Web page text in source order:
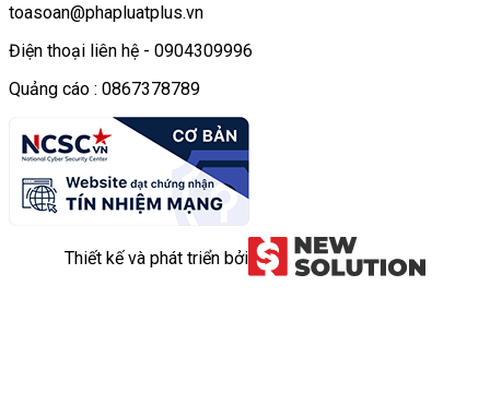
toasoan@phapluatplus.vn
Điện thoại liên hệ - 0904309996
Quảng cáo : 0867378789
Thiết kế và phát triển bởi